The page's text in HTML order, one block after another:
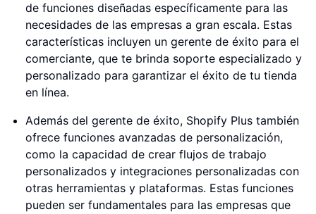
de funciones diseñadas específicamente para las
necesidades de las empresas a gran escala. Estas
características incluyen un gerente de éxito para el
comerciante, que te brinda soporte especializado y
personalizado para garantizar el éxito de tu tienda
en línea.
Además del gerente de éxito, Shopify Plus también
ofrece funciones avanzadas de personalización,
como la capacidad de crear flujos de trabajo
personalizados y integraciones personalizadas con
otras herramientas y plataformas. Estas funciones
pueden ser fundamentales para las empresas que